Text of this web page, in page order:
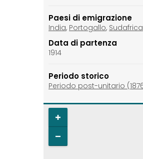
Paesi di emigrazione
India, Portogallo, Sudafrica
Data di partenza
1914
Periodo storico
Periodo post-unitario